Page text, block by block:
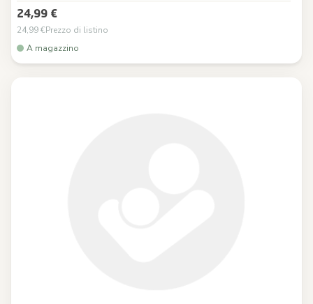
24,99 €
24,99 €Prezzo di listino
A magazzino